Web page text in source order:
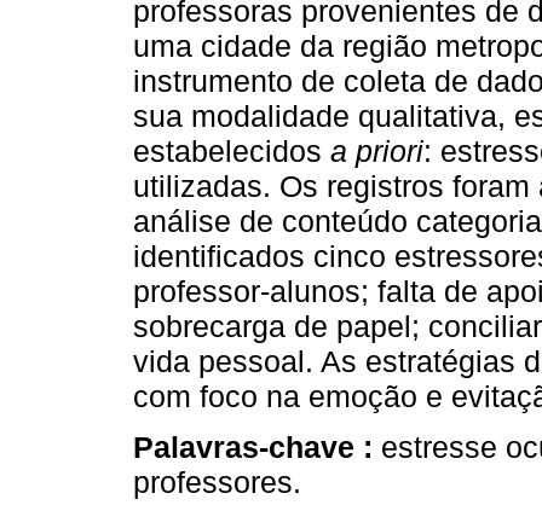
professoras provenientes de
uma cidade da região
instrumento de coleta de
sua modalidade qualitativa,
estabelecidos a priori:
utilizadas. Os registros
análise de conteúdo
identificados cinco
professor-alunos; falta de
sobrecarga de papel;
vida pessoal. As estratégias
com foco na emoção e
Palavras-chave : estresse
professores.